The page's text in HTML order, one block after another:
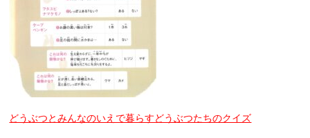
どうぶつとみんなのいえで暮らすどうぶつたちのクイズ